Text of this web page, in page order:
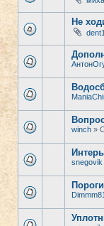
Не
winch »
snegovik
Dimmm81